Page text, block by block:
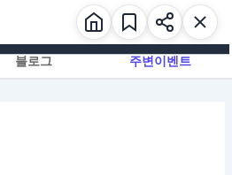
블로그 주변이벤트